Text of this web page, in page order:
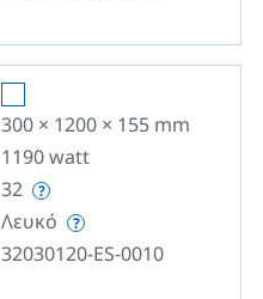
300 × 1200 × 155 mm
1190watt
32
Λευκό
32030120-ES-0010